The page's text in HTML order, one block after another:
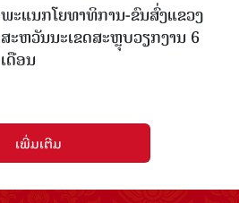
ພະແນກໂຍທາທິການ-ຂົນສົ່ງແຂວງ
ສະຫວັນນະເຂດສະຫຼຸບວຽກງານ 6
ເດືອນ
ເພີ່ມເຕີມ